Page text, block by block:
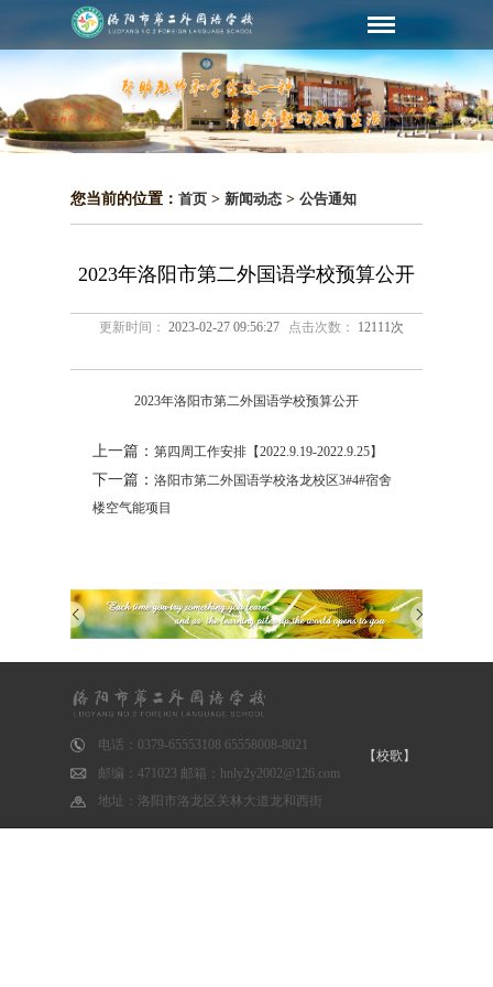
您当前的位置： 首页 > 新闻动态 > 公告通知
2023年洛阳市第二外国语学校预算公开
更新时间： 2023-02-27 09:56:27 点击次数： 12111次
2023年洛阳市第二外国语学校预算公开
上一篇： 第四周工作安排【2022.9.19-2022.9.25】
下一篇： 洛阳市第二外国语学校洛龙校区3#4#宿舍
楼空气能项目
电话：0379-65553108 65558008-8021
邮编：471023 邮箱：hnly2y2002@126.com
地址：洛阳市洛龙区关林大道龙和西街
【校歌】